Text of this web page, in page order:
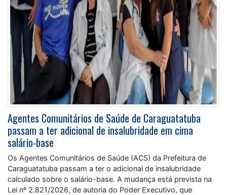
Agentes Comunitários de Saúde de Caraguatatuba
passam a ter adicional de insalubridade em cima
salário-base
Os Agentes Comunitários de Saúde (ACS) da Prefeitura de
Caraguatatuba passam a ter o adicional de insalubridade
calculado sobre o salário-base. A mudança está prevista na
Lei nº 2.821/2026, de autoria do Poder Executivo, que